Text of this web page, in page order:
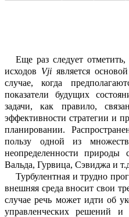
Еще раз следует
исходов Vji является ос
случае, когда
показатели будущих
задачи, как правило,
эффективности стратегии и
планировании.
Распро
пользу одной из
неопределенности природы
Вальда, Гурвица, Сэвиджа и
Турбулентнаяи трудно
внешняя среда вносит свои
случае речь может идти об
управленческих решений и